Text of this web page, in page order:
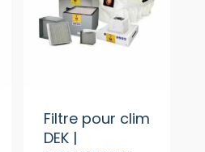
Filtre pour clim
DEK |